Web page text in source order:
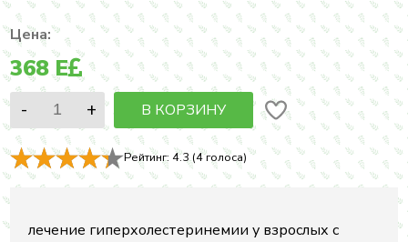
Цена:
368E
В КОРЗИНУ
Рейтинг: 4.3(4голоса)
лечение гиперхолестеринемии у взрослых с